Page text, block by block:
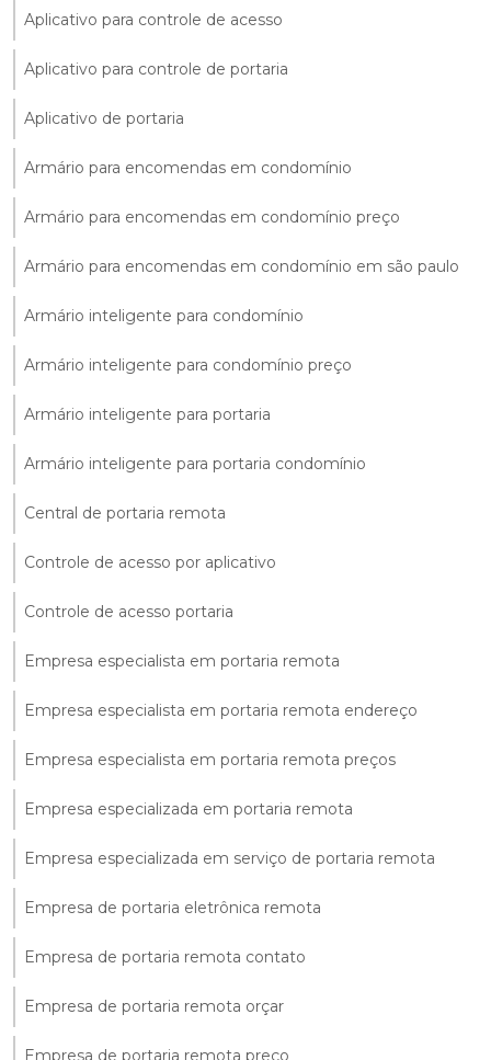
Aplicativo para controle de acesso
Aplicativo para controle de portaria
Aplicativo de portaria
Armário para encomendas em condomínio
Armário para encomendas em condomínio preço
Armário para encomendas em condomínio em são paulo
Armário inteligente para condomínio
Armário inteligente para condomínio preço
Armário inteligente para portaria
Armário inteligente para portaria condomínio
Central de portaria remota
Controle de acesso por aplicativo
Controle de acesso portaria
Empresa especialista em portaria remota
Empresa especialista em portaria remota endereço
Empresa especialista em portaria remota preços
Empresa especializada em portaria remota
Empresa especializada em serviço de portaria remota
Empresa de portaria eletrônica remota
Empresa de portaria remota contato
Empresa de portaria remota orçar
Empresa de portaria remota preço